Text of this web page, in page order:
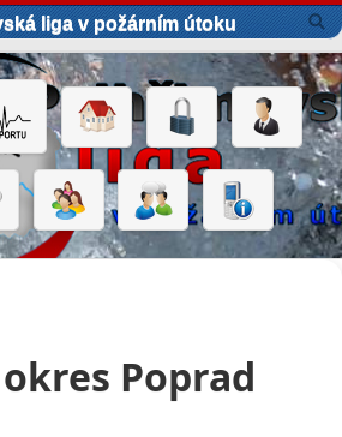
liga v požárním útoku
Poprad